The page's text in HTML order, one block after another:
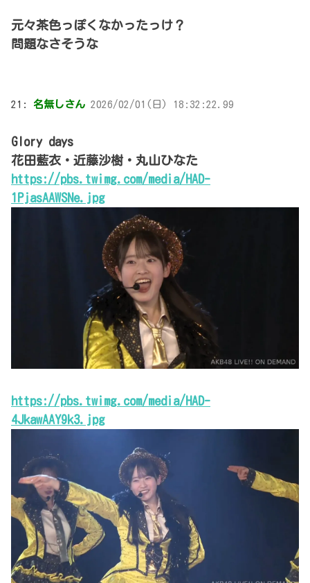
元々茶色っぽくなかったっけ？
問題なさそうな
21: 名無しさん 2026/02/01(日) 18:32:22.99
Glory days
花田藍衣・近藤沙樹・丸山ひなた
https://pbs.twimg.com/media/HAD-
1PjasAAWSNe.jpg
https://pbs.twimg.com/media/HAD-
4JkawAAY9k3.jpg